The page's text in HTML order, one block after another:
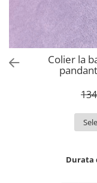
Colier la
Durata